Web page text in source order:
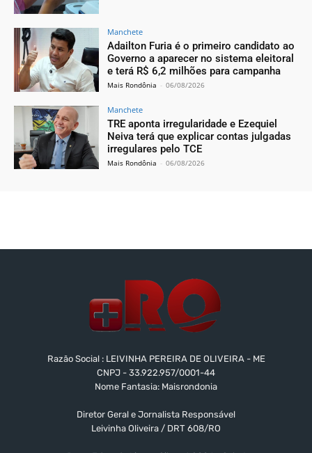
Manchete
Adailton Furia é o primeiro candidato ao
Governo a aparecer no sistema eleitoral
e terá R$ 6,2 milhões para campanha
Mais Rondônia - 06/08/2026
Manchete
TRE aponta irregularidade e Ezequiel
Neiva terá que explicar contas julgadas
irregulares pelo TCE
Mais Rondônia - 06/08/2026
Razão Social : LEIVINHA PEREIRA DE OLIVEIRA - ME
CNPJ - 33.922.957/0001-44
Nome Fantasia: Maisrondonia
Diretor Geral e Jornalista Responsável
Leivinha Oliveira / DRT 608/RO